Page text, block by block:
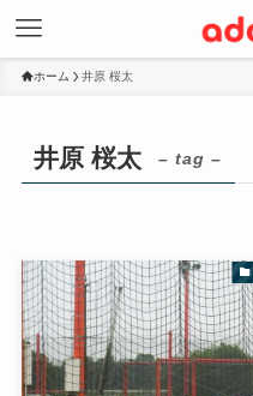
ホーム 井原 桜太
井原 桜太 – tag –